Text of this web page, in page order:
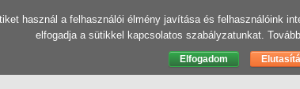
használ a felhasználói élmény javítása és felhasználóink
elfogadja a sütikkel kapcsolatos szabályzatunkat.